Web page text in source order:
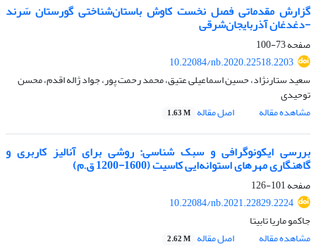
گزارش مقدماتی فصل نخست کاوش باستان‌شناختی گورستان سَرند
-دغدغان آذربایجان‌شرقی
صفحه73-100
10.22084/nb.2020.22518.2203
سعید ستارنژاد، حسین اسماعیلی عتیق، محمد رحمت پور، جواد ژاله اقدم، محسن
توحیدی
مشاهده مقاله
اصل مقاله 1.63 M
بررسی ایکونوگرافی و سبک شناسی: روشی برای آنالیز کاربری و
گاهنگاری مهرهای استوانه‌ایی کاسیت (1600-1200 ق.م)
صفحه101-126
10.22084/nb.2021.22829.2224
جاکمو ماریا تابیتا
مشاهده مقاله
اصل مقاله 2.62 M